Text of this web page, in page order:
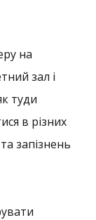
на
зал і
туди
в різних
запізнень